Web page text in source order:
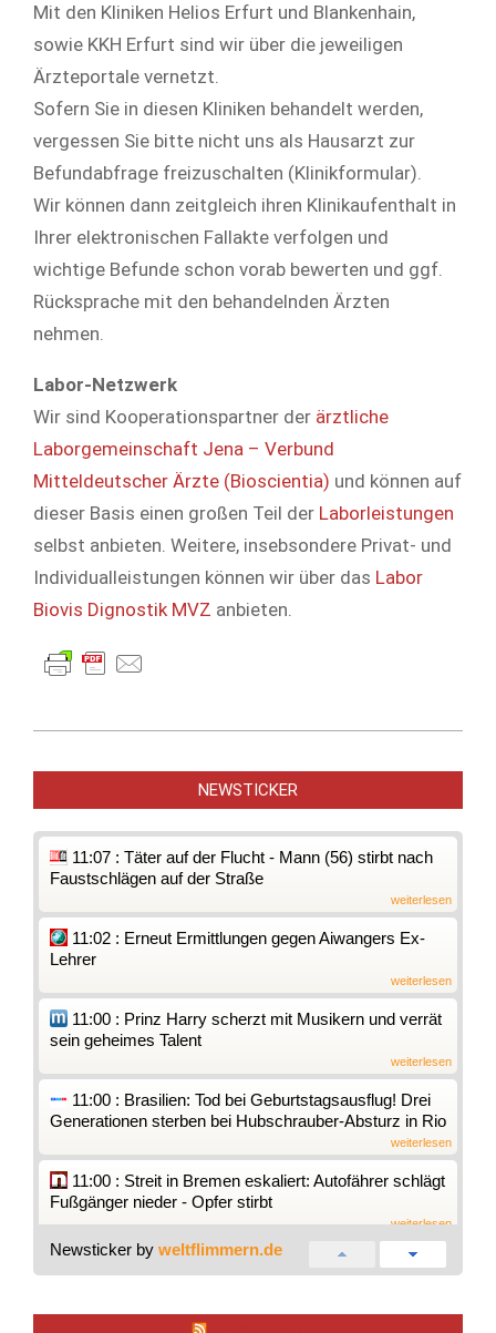
Mit den Kliniken Helios Erfurt und Blankenhain,
sowie KKH Erfurt sind wir über die jeweiligen
Ärzteportale vernetzt.
Sofern Sie in diesen Kliniken behandelt werden,
vergessen Sie bitte nicht uns als Hausarzt zur
Befundabfrage freizuschalten (Klinikformular).
Wir können dann zeitgleich ihren Klinikaufenthalt in
Ihrer elektronischen Fallakte verfolgen und
wichtige Befunde schon vorab bewerten und ggf.
Rücksprache mit den behandelnden Ärzten
nehmen.
Labor-Netzwerk
Wir sind Kooperationspartner der ärztliche
Laborgemeinschaft Jena – Verbund
Mitteldeutscher Ärzte (Bioscientia) und können auf
dieser Basis einen großen Teil der Laborleistungen
selbst anbieten. Weitere, insebsondere Privat- und
Individualleistungen können wir über das Labor
Biovis Dignostik MVZ anbieten.
03-
NEWSTICKER
11:07 : Täter auf der Flucht - Mann (56) stirbt nach
Faustschlägen auf der Straße
weiterlesen
11:02 : Erneut Ermittlungen gegen Aiwangers Ex-
Lehrer
weiterlesen
11:00 : Prinz Harry scherzt mit Musikern und verrät
sein geheimes Talent
weiterlesen
11:00 : Brasilien: Tod bei Geburtstagsausflug! Drei
Generationen sterben bei Hubschrauber-Absturz in Rio
weiterlesen
11:00 : Streit in Bremen eskaliert: Autofährer schlägt
Fußgänger nieder - Opfer stirbt
weiterlesen
10:59 : In den Main gestürzt: 25-Jähriger streamt
Newsticker by weltflimmern.de